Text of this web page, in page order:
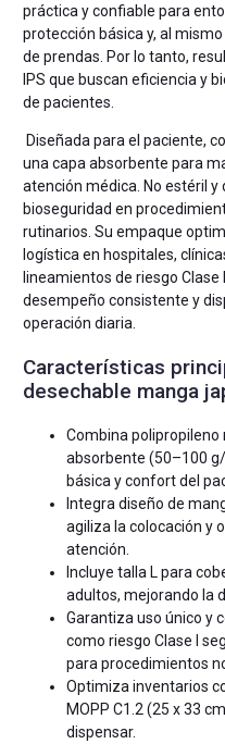
práctica y confiable para
protección básica y, al
de prendas. Por lo tanto,
IPS que buscan eficiencia y
de pacientes.
Diseñada para el paciente,
una capa absorbente para
atención médica. No estéril y
bioseguridad en
rutinarios. Su empaque
logística en hospitales,
lineamientos de riesgo
desempeño consistente y
operación diaria.
Características
desechable manga
Combina
absorbente (50–100
básica y confort del
Integra diseño de
agiliza la colocación y
atención.
Incluye talla L para
adultos, mejorando la
Garantiza uso único y
como riesgo Clase I
para procedimientos
Optimiza inventarios
MOPP C1.2 (25 x 33
dispensar.